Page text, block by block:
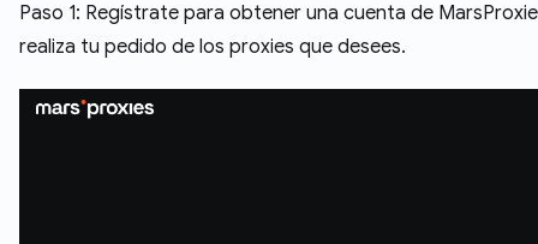
Paso 1: Regístrate para obtener una cuenta de
realiza tu pedido de los proxies que desees.